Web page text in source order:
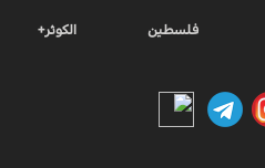
فلسطين الكوثر+